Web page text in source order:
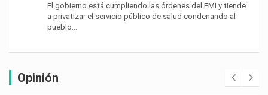
El gobierno está cumpliendo las órdenes del FMI y tiende
a privatizar el servicio público de salud condenando al
pueblo…
Opinión